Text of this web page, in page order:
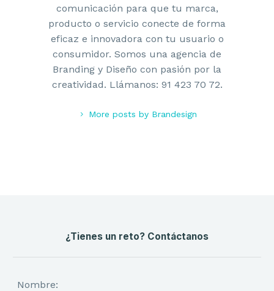
comunicación para que tu marca,
producto o servicio conecte de forma
eficaz e innovadora con tu usuario o
consumidor. Somos una agencia de
Branding y Diseño con pasión por la
creatividad. Llámanos: 91 423 70 72.
More posts by Brandesign
¿Tienes un reto? Contáctanos
Nombre: